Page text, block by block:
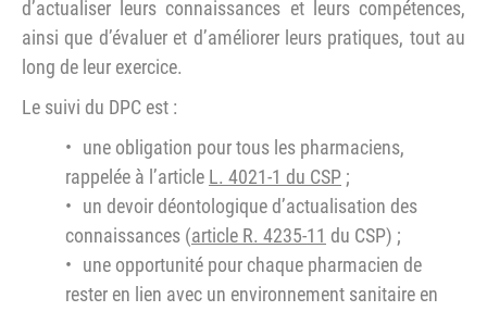
d’actualiser leurs connaissances et leurs compétences,
ainsi que d’évaluer et d’améliorer leurs pratiques, tout au
long de leur exercice.
Le suivi du DPC est :
une obligation pour tous les pharmaciens,
rappelée à l’article L. 4021-1 du CSP ;
un devoir déontologique d’actualisation des
connaissances (article R. 4235-11 du CSP) ;
une opportunité pour chaque pharmacien de
rester en lien avec un environnement sanitaire en